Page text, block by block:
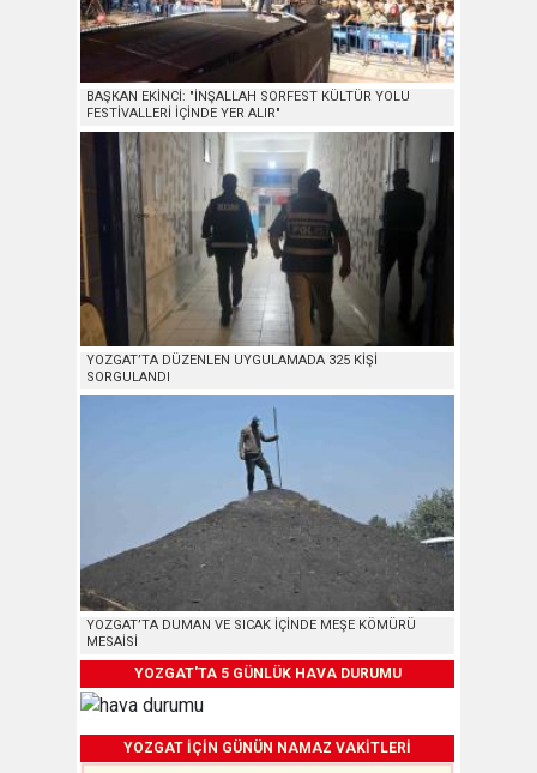
BAŞKAN EKİNCİ: "İNŞALLAH SORFEST KÜLTÜR YOLU
FESTİVALLERİ İÇİNDE YER ALIR"
YOZGAT’TA DÜZENLEN UYGULAMADA 325 KİŞİ
SORGULANDI
YOZGAT’TA DUMAN VE SICAK İÇİNDE MEŞE KÖMÜRÜ
MESAİSİ
YOZGAT'TA 5 GÜNLÜK HAVA DURUMU
YOZGAT İÇİN GÜNÜN NAMAZ VAKİTLERİ